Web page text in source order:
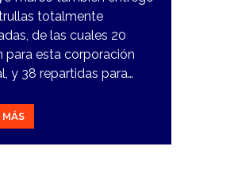
totalmente
de las cuales 20
para esta corporación
y 38 repartidas para…
MÁS